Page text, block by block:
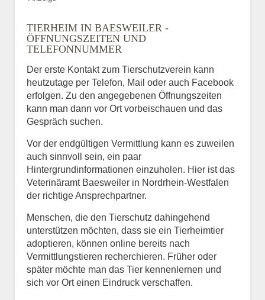
TIERHEIM IN BAESWEILER -
ÖFFNUNGSZEITEN UND
TELEFONNUMMER
Der erste Kontakt zum Tierschutzverein kann
heutzutage per Telefon, Mail oder auch Facebook
erfolgen. Zu den angegebenen Öffnungszeiten
kann man dann vor Ort vorbeischauen und das
Gespräch suchen.
Vor der endgültigen Vermittlung kann es zuweilen
auch sinnvoll sein, ein paar
Hintergrundinformationen einzuholen. Hier ist das
Veterinäramt Baesweiler in Nordrhein-Westfalen
der richtige Ansprechpartner.
Menschen, die den Tierschutz dahingehend
unterstützen möchten, dass sie ein Tierheimtier
adoptieren, können online bereits nach
Vermittlungstieren recherchieren. Früher oder
später möchte man das Tier kennenlernen und
sich vor Ort einen Eindruck verschaffen.